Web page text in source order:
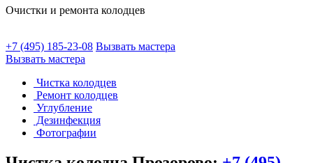
Очистки и ремонта колодцев
+7 (495) 185-23-08 Вызвать мастера
Вызвать мастера
Чистка колодцев
Ремонт колодцев
Углубление
Дезинфекция
Фотографии